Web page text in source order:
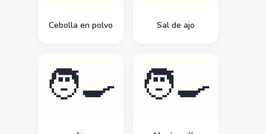
Cebolla en polvo Sal de ajo
🧑‍🍳 🧑‍🍳